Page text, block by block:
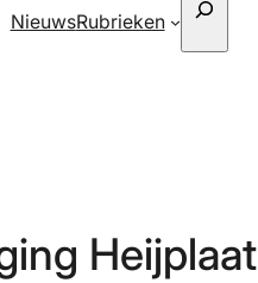
NieuwsRubrieken
Zoeken
Heijplaat